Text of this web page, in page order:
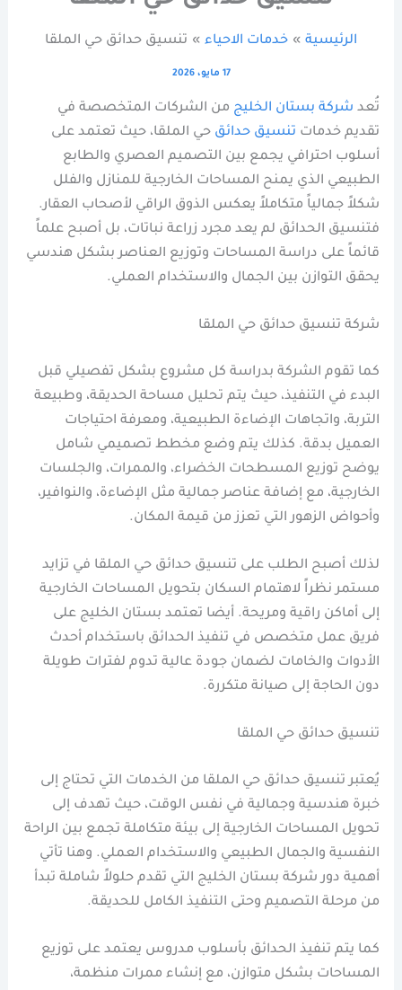
الرئيسية خدمات الاحياء تنسيق حدائق حي الملقا
17 مايو، 2026
تُعد شركة بستان الخليج من الشركات المتخصصة في
تقديم خدمات تنسيق حدائق حي الملقا، حيث تعتمد على
أسلوب احترافي يجمع بين التصميم العصري والطابع
الطبيعي الذي يمنح المساحات الخارجية للمنازل والفلل
شكلاً جمالياً متكاملاً يعكس الذوق الراقي لأصحاب العقار.
فتنسيق الحدائق لم يعد مجرد زراعة نباتات، بل أصبح علماً
قائماً على دراسة المساحات وتوزيع العناصر بشكل هندسي
يحقق التوازن بين الجمال والاستخدام العملي.
شركة تنسيق حدائق حي الملقا
كما تقوم الشركة بدراسة كل مشروع بشكل تفصيلي قبل
البدء في التنفيذ، حيث يتم تحليل مساحة الحديقة، وطبيعة
التربة، واتجاهات الإضاءة الطبيعية، ومعرفة احتياجات
العميل بدقة. كذلك يتم وضع مخطط تصميمي شامل
يوضح توزيع المسطحات الخضراء، والممرات، والجلسات
الخارجية، مع إضافة عناصر جمالية مثل الإضاءة، والنوافير،
وأحواض الزهور التي تعزز من قيمة المكان.
لذلك أصبح الطلب على تنسيق حدائق حي الملقا في تزايد
مستمر نظراً لاهتمام السكان بتحويل المساحات الخارجية
إلى أماكن راقية ومريحة. أيضا تعتمد بستان الخليج على
فريق عمل متخصص في تنفيذ الحدائق باستخدام أحدث
الأدوات والخامات لضمان جودة عالية تدوم لفترات طويلة
دون الحاجة إلى صيانة متكررة.
تنسيق حدائق حي الملقا
يُعتبر تنسيق حدائق حي الملقا من الخدمات التي تحتاج إلى
خبرة هندسية وجمالية في نفس الوقت، حيث تهدف إلى
تحويل المساحات الخارجية إلى بيئة متكاملة تجمع بين الراحة
النفسية والجمال الطبيعي والاستخدام العملي. وهنا تأتي
أهمية دور شركة بستان الخليج التي تقدم حلولاً شاملة تبدأ
من مرحلة التصميم وحتى التنفيذ الكامل للحديقة.
كما يتم تنفيذ الحدائق بأسلوب مدروس يعتمد على توزيع
المساحات بشكل متوازن، مع إنشاء ممرات منظمة،